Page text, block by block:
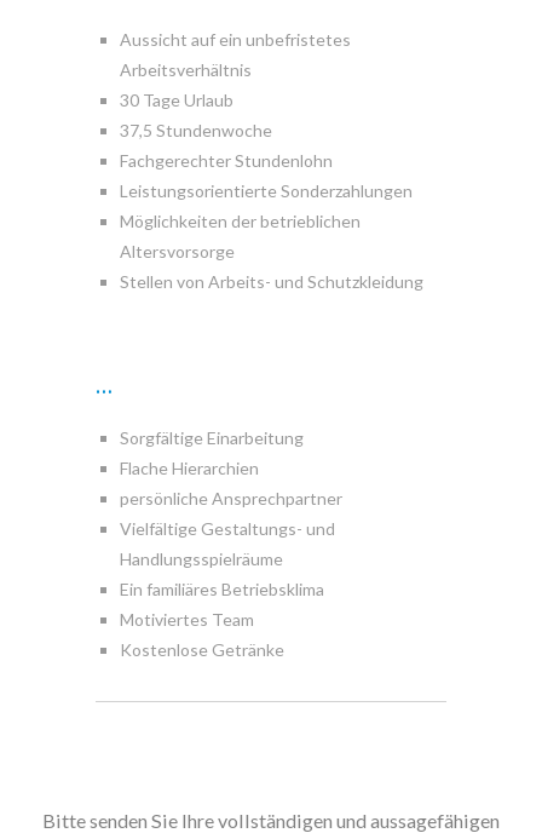
Aussicht auf ein unbefristetes
Arbeitsverhältnis
30 Tage Urlaub
37,5 Stundenwoche
Fachgerechter Stundenlohn
Leistungsorientierte Sonderzahlungen
Möglichkeiten der betrieblichen
Altersvorsorge
Stellen von Arbeits- und Schutzkleidung
…
Sorgfältige Einarbeitung
Flache Hierarchien
persönliche Ansprechpartner
Vielfältige Gestaltungs- und
Handlungsspielräume
Ein familiäres Betriebsklima
Motiviertes Team
Kostenlose Getränke
Bitte senden Sie Ihre vollständigen und aussagefähigen